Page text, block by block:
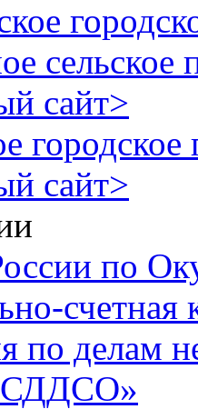
сельское
сайт>
городское
сайт>
по
счетная
по делам